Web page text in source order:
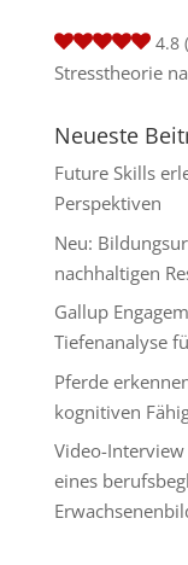
4.8
Stresstheorie
Neueste
Future Skills
Perspektiven
Neu:
nachhaltigen
Gallup
Tiefenanalyse
Pferde
kognitiven
Video-
eines